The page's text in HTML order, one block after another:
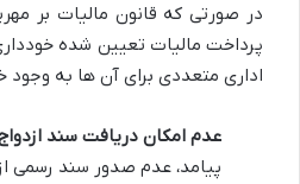
در صورتی که قانون مالیات بر
پرداخت مالیات تعیین شده
اداری متعددی برای آن ها به وجود
عدم امکان دریافت سند
پیامد، عدم صدور سند رسمی